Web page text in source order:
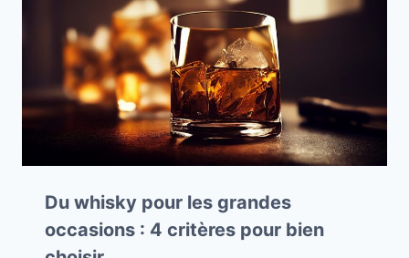
Du whisky pour les grandes
occasions : 4 critères pour bien